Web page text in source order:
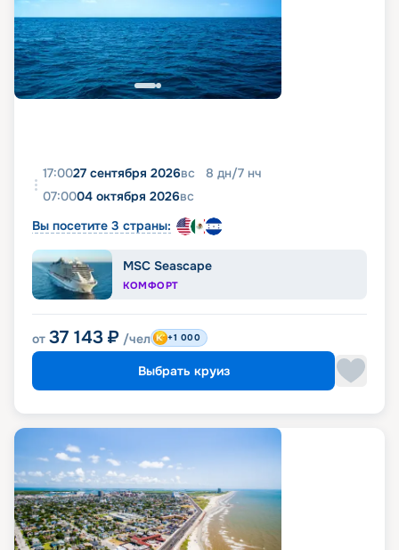
17:0027 сентября 2026вс 8 дн/7 нч
07:0004 октября 2026вс
Вы посетите 3 страны:
MSC Seascape
КОМФОРТ
от 37 143 ₽ /чел +1 000
Выбрать круиз